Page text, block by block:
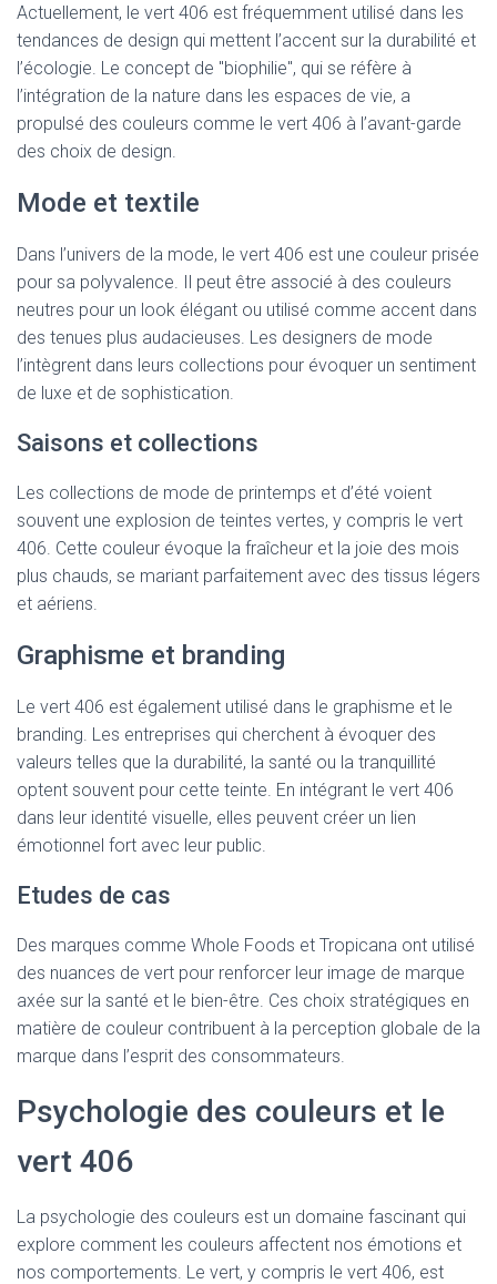
Actuellement, le vert 406 est fréquemment utilisé dans les
tendances de design qui mettent l’accent sur la durabilité et
l’écologie. Le concept de "biophilie", qui se réfère à
l’intégration de la nature dans les espaces de vie, a
propulsé des couleurs comme le vert 406 à l’avant-garde
des choix de design.
Mode et textile
Dans l’univers de la mode, le vert 406 est une couleur prisée
pour sa polyvalence. Il peut être associé à des couleurs
neutres pour un look élégant ou utilisé comme accent dans
des tenues plus audacieuses. Les designers de mode
l’intègrent dans leurs collections pour évoquer un sentiment
de luxe et de sophistication.
Saisons et collections
Les collections de mode de printemps et d’été voient
souvent une explosion de teintes vertes, y compris le vert
406. Cette couleur évoque la fraîcheur et la joie des mois
plus chauds, se mariant parfaitement avec des tissus légers
et aériens.
Graphisme et branding
Le vert 406 est également utilisé dans le graphisme et le
branding. Les entreprises qui cherchent à évoquer des
valeurs telles que la durabilité, la santé ou la tranquillité
optent souvent pour cette teinte. En intégrant le vert 406
dans leur identité visuelle, elles peuvent créer un lien
émotionnel fort avec leur public.
Etudes de cas
Des marques comme Whole Foods et Tropicana ont utilisé
des nuances de vert pour renforcer leur image de marque
axée sur la santé et le bien-être. Ces choix stratégiques en
matière de couleur contribuent à la perception globale de la
marque dans l’esprit des consommateurs.
Psychologie des couleurs et le
vert 406
La psychologie des couleurs est un domaine fascinant qui
explore comment les couleurs affectent nos émotions et
nos comportements. Le vert, y compris le vert 406, est